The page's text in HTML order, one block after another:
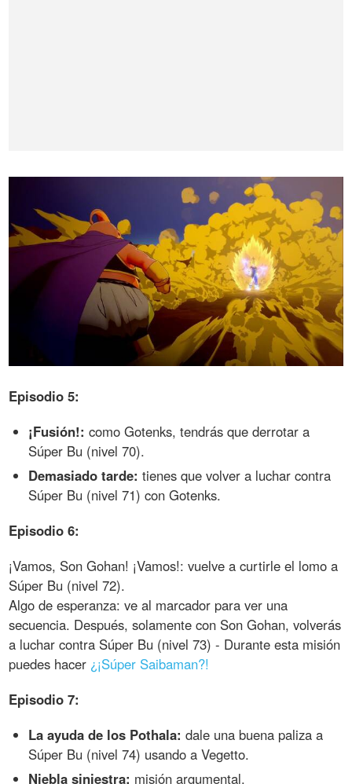
Episodio 5:
¡Fusión!: como Gotenks, tendrás que derrotar a
Súper Bu (nivel 70).
Demasiado tarde: tienes que volver a luchar contra
Súper Bu (nivel 71) con Gotenks.
Episodio 6:
¡Vamos, Son Gohan! ¡Vamos!: vuelve a curtirle el lomo a
Súper Bu (nivel 72).
Algo de esperanza: ve al marcador para ver una
secuencia. Después, solamente con Son Gohan, volverás
a luchar contra Súper Bu (nivel 73) - Durante esta misión
puedes hacer ¿¡Súper Saibaman?!
Episodio 7:
La ayuda de los Pothala: dale una buena paliza a
Súper Bu (nivel 74) usando a Vegetto.
Niebla siniestra: misión argumental.